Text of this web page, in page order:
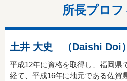
お知らせ 相続した土地を国が
お知らせ 新しい改正民法が施
所長プロ
土井 大史 （Daishi Doi）
平成12年に資格を取得し、福岡県
経て、平成16年に地元である佐賀